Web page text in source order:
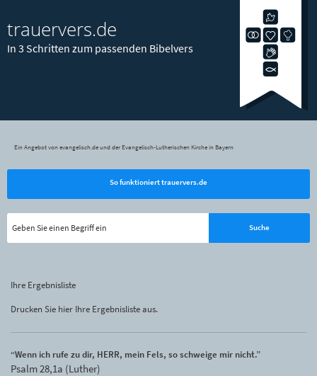
trauervers.de
In 3 Schritten zum passenden Bibelvers
Ein Angebot von evangelisch.de und der Evangelisch-Lutherischen Kirche in Bayern
So funktioniert trauervers.de
Ihre Ergebnisliste
Drucken Sie hier Ihre Ergebnisliste aus.
“Wenn ich rufe zu dir, HERR, mein Fels, so schweige mir nicht.”
Psalm 28,1a (Luther)